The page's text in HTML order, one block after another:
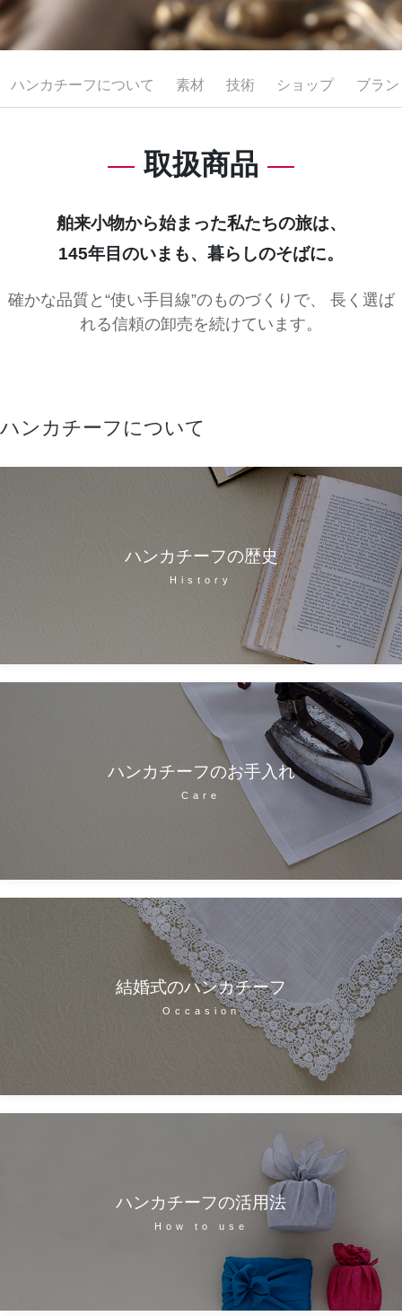
ハンカチーフについて 素材 技術 ショップ ブラ
取扱商品
舶来小物から始まった私たちの旅は、
145年目のいまも、暮らしのそばに。
確かな品質と“使い手目線”のものづくりで、 長く選ば
れる信頼の卸売を続けています。
ハンカチーフについて
ハンカチーフの歴史
History
ハンカチーフのお手入れ
Care
結婚式のハンカチーフ
Occasion
ハンカチーフの活用法
How to use